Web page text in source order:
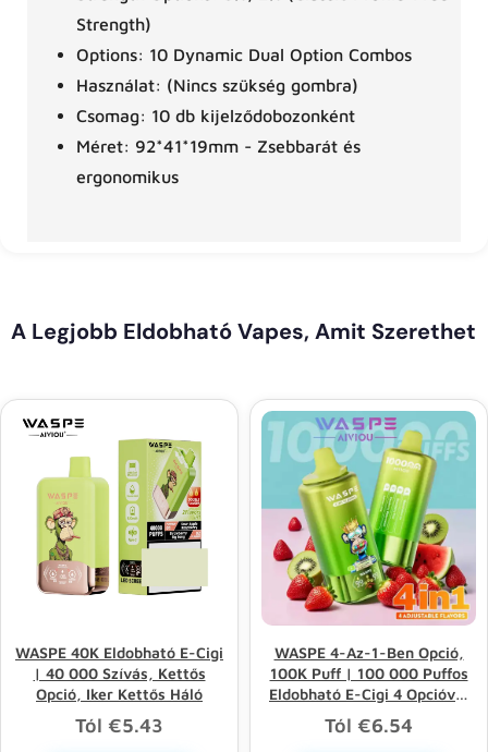
Strength)
Options: 10 Dynamic Dual Option Combos
Használat: (Nincs szükség gombra)
Csomag: 10 db kijelződobozonként
Méret: 92*41*19mm - Zsebbarát és
ergonomikus
A Legjobb Eldobható Vapes, Amit Szerethet
WASPE 40K Eldobható E-Cigi
| 40 000 Szívás, Kettős
Opció, Iker Kettős Háló
Tól €5.43
WASPE 4-Az-1-Ben Opció,
100K Puff | 100 000 Puffos
Eldobható E-Cigi 4 Opcióval
És Nagykereskedelmi
Értékesítéssel
Tól €6.54